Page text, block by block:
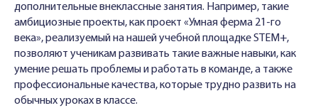
дополнительные внеклассные занятия. Например, такие
амбициозные проекты, как проект «Умная ферма 21-го
века», реализуемый на нашей учебной площадке STEM+,
позволяют ученикам развивать такие важные навыки, как
умение решать проблемы и работать в команде, а также
профессиональные качества, которые трудно развить на
обычных уроках в классе.